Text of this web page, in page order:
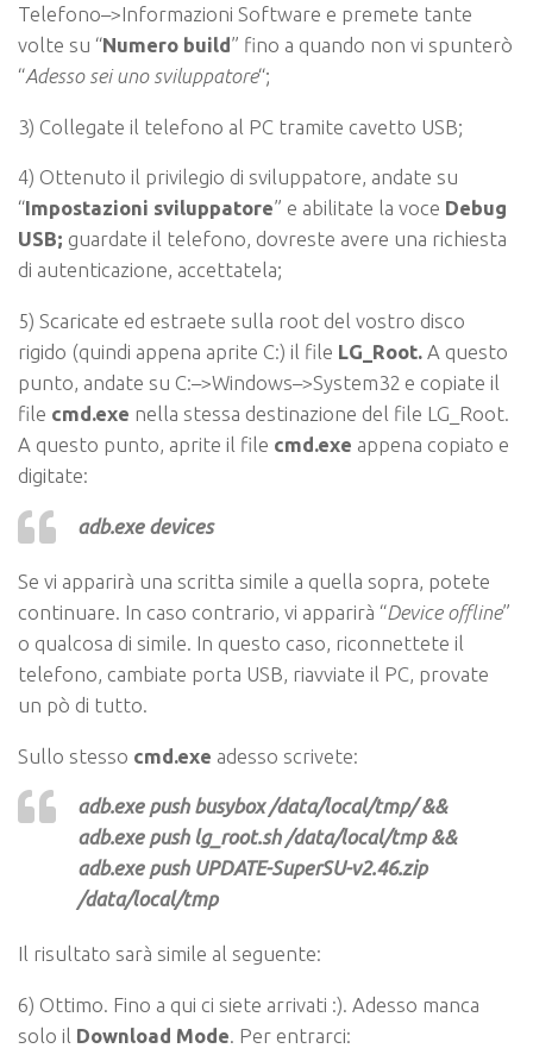
Telefono–>Informazioni Software e premete tante
volte su “Numero build” fino a quando non vi spunterò
“Adesso sei uno sviluppatore“;
3) Collegate il telefono al PC tramite cavetto USB;
4) Ottenuto il privilegio di sviluppatore, andate su
“Impostazioni sviluppatore” e abilitate la voce Debug
USB; guardate il telefono, dovreste avere una richiesta
di autenticazione, accettatela;
5) Scaricate ed estraete sulla root del vostro disco
rigido (quindi appena aprite C:) il file LG_Root. A questo
punto, andate su C:–>Windows–>System32 e copiate il
file cmd.exe nella stessa destinazione del file LG_Root.
A questo punto, aprite il file cmd.exe appena copiato e
digitate:
adb.exe devices
Se vi apparirà una scritta simile a quella sopra, potete
continuare. In caso contrario, vi apparirà “Device offline”
o qualcosa di simile. In questo caso, riconnettete il
telefono, cambiate porta USB, riavviate il PC, provate
un pò di tutto.
Sullo stesso cmd.exe adesso scrivete:
adb.exe push busybox /data/local/tmp/ &&
adb.exe push lg_root.sh /data/local/tmp &&
adb.exe push UPDATE-SuperSU-v2.46.zip
/data/local/tmp
Il risultato sarà simile al seguente:
6) Ottimo. Fino a qui ci siete arrivati :). Adesso manca
solo il Download Mode. Per entrarci: